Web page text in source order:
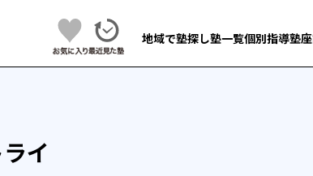
地域で塾探し塾一覧個別指導塾
イ